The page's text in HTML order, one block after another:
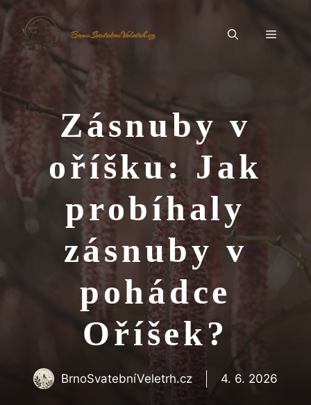
Přeskočit
obsah
BrnoSvatebníVeletrh.cz Menu
Zásnuby v
oříšku: Jak
probíhaly
zásnuby v
pohádce
Oříšek?
BrnoSvatebníVeletrh.cz 4. 6. 2026